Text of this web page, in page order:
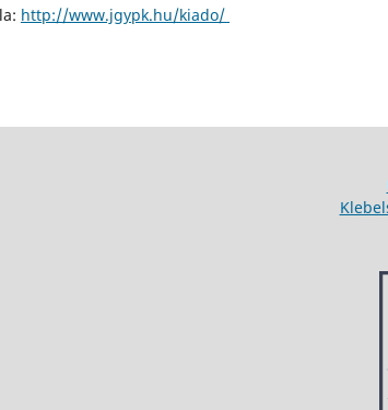
http://www.jgypk.hu/kiado/